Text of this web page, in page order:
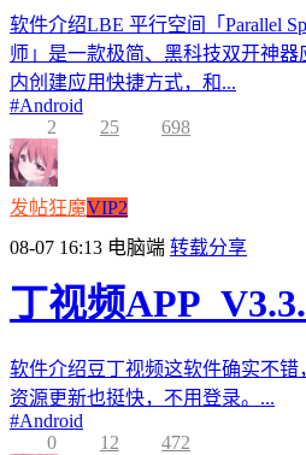
软件介绍LBE 平行空间「Parallel
师」是一款极简、黑科技双开神器
内创建应用快捷方式，和...
#Android
2
25 698
发帖狂魔VIP2
08-07 16:13 电脑端 转载分享
丁视频
软件介绍豆丁视频这软件确实不错
资源更新也挺快，不用登录。...
#Android
0
12 472